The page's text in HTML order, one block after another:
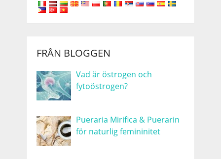
FRÅN BLOGGEN
Vad är östrogen och
fytoöstrogen?
Pueraria Mirifica & Puerarin
för naturlig femininitet